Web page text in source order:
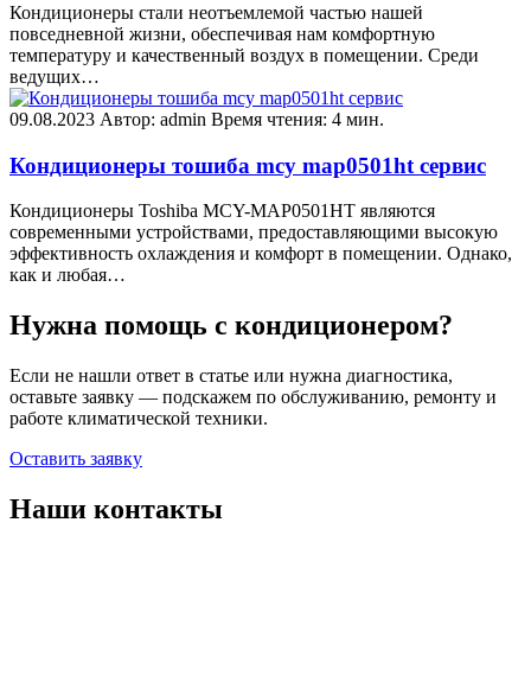
Кондиционеры стали неотъемлемой частью нашей
повседневной жизни, обеспечивая нам комфортную
температуру и качественный воздух в помещении. Среди
ведущих…
09.08.2023 Автор: admin Время чтения: 4 мин.
Кондиционеры тошиба mcy map0501ht сервис
Кондиционеры Toshiba MCY-MAP0501HT являются
современными устройствами, предоставляющими высокую
эффективность охлаждения и комфорт в помещении. Однако,
как и любая…
Нужна помощь с кондиционером?
Если не нашли ответ в статье или нужна диагностика,
оставьте заявку — подскажем по обслуживанию, ремонту и
работе климатической техники.
Оставить заявку
Наши контакты